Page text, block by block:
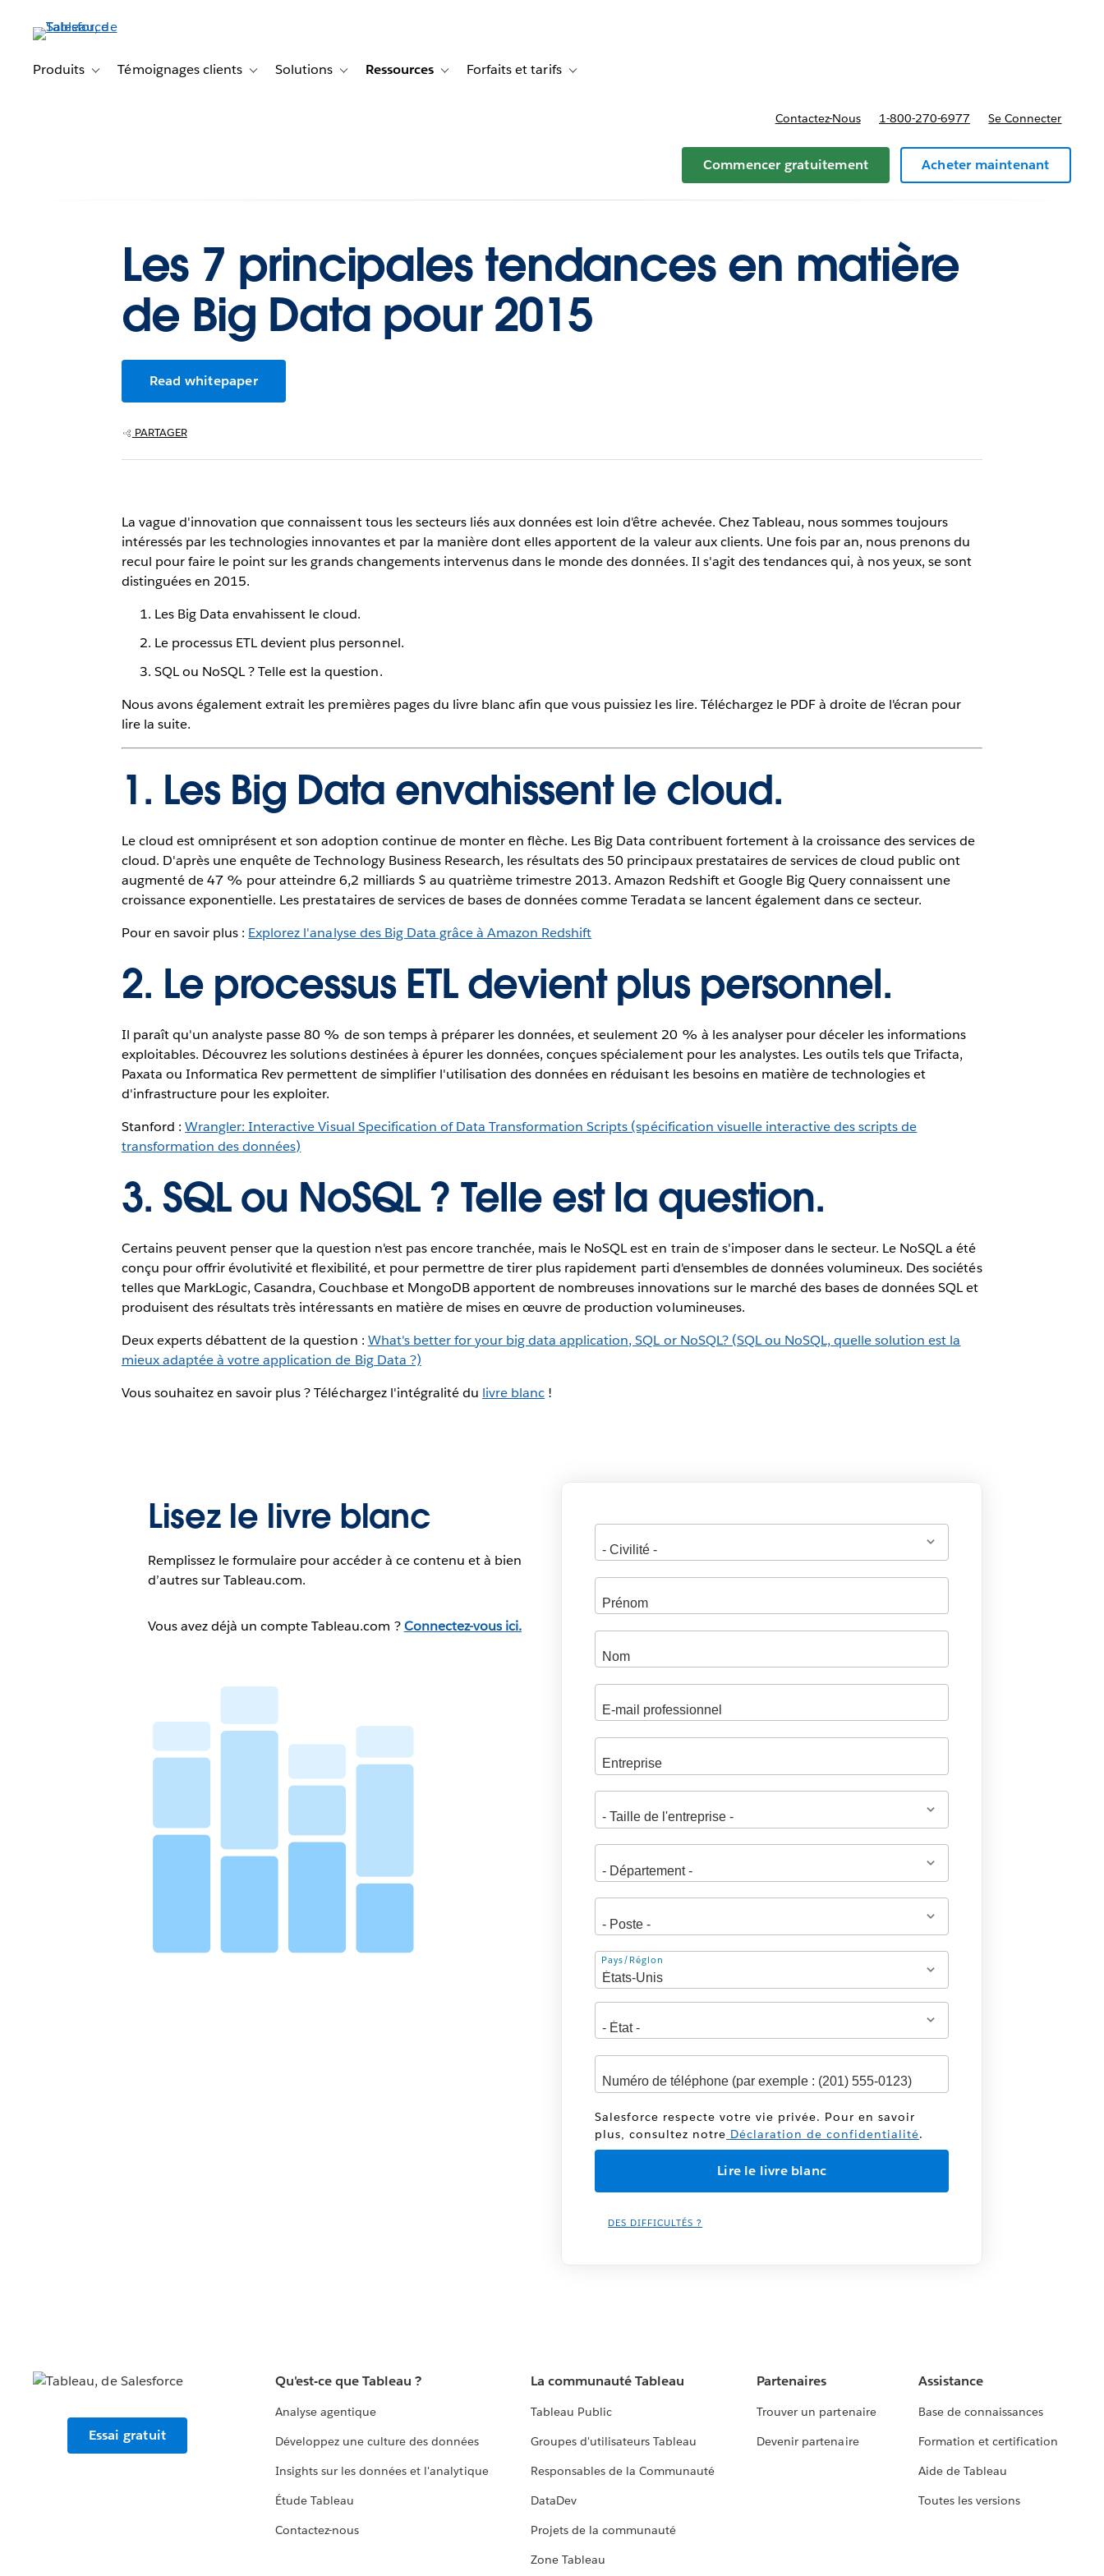
principalProduits Toggle sub-navigation for Produits
Témoignages clients Toggle sub-navigation for Témoignages clients
Solutions Toggle sub-navigation for Solutions
Ressources Toggle sub-navigation for Ressources
Forfaits et tarifs Toggle sub-navigation for Forfaits et tarifs
Contactez-Nous 1-800-270-6977 Se Connecter
Commencer gratuitement Acheter maintenant
Les 7 principales tendances en matière
de Big Data pour 2015
Read whitepaper
PARTAGER
La vague d'innovation que connaissent tous les secteurs liés aux données est loin d'être achevée. Chez Tableau, nous sommes toujours
intéressés par les technologies innovantes et par la manière dont elles apportent de la valeur aux clients. Une fois par an, nous prenons du
recul pour faire le point sur les grands changements intervenus dans le monde des données. Il s'agit des tendances qui, à nos yeux, se sont
distinguées en 2015.
Les Big Data envahissent le cloud.
Le processus ETL devient plus personnel.
SQL ou NoSQL ? Telle est la question.
Nous avons également extrait les premières pages du livre blanc afin que vous puissiez les lire. Téléchargez le PDF à droite de l'écran pour
lire la suite.
1. Les Big Data envahissent le cloud.
Le cloud est omniprésent et son adoption continue de monter en flèche. Les Big Data contribuent fortement à la croissance des services de
cloud. D'après une enquête de Technology Business Research, les résultats des 50 principaux prestataires de services de cloud public ont
augmenté de 47 % pour atteindre 6,2 milliards $ au quatrième trimestre 2013. Amazon Redshift et Google Big Query connaissent une
croissance exponentielle. Les prestataires de services de bases de données comme Teradata se lancent également dans ce secteur.
Pour en savoir plus : Explorez l'analyse des Big Data grâce à Amazon Redshift
2. Le processus ETL devient plus personnel.
Il paraît qu'un analyste passe 80 % de son temps à préparer les données, et seulement 20 % à les analyser pour déceler les informations
exploitables. Découvrez les solutions destinées à épurer les données, conçues spécialement pour les analystes. Les outils tels que Trifacta,
Paxata ou Informatica Rev permettent de simplifier l'utilisation des données en réduisant les besoins en matière de technologies et
d'infrastructure pour les exploiter.
Stanford :Wrangler: Interactive Visual Specification of Data Transformation Scripts (spécification visuelle interactive des scripts de
transformation des données)
3. SQL ou NoSQL ? Telle est la question.
Certains peuvent penser que la question n'est pas encore tranchée, mais le NoSQL est en train de s'imposer dans le secteur. Le NoSQL a été
conçu pour offrir évolutivité et flexibilité, et pour permettre de tirer plus rapidement parti d'ensembles de données volumineux. Des sociétés
telles que MarkLogic, Casandra, Couchbase et MongoDB apportent de nombreuses innovations sur le marché des bases de données SQL et
produisent des résultats très intéressants en matière de mises en œuvre de production volumineuses.
Deux experts débattent de la question : What's better for your big data application, SQL or NoSQL? (SQL ou NoSQL, quelle solution est la
mieux adaptée à votre application de Big Data ?)
Vous souhaitez en savoir plus ? Téléchargez l'intégralité du livre blanc !
Lisez le livre blanc
Remplissez le formulaire pour accéder à ce contenu et à bien
d’autres sur Tableau.com.
Vous avez déjà un compte Tableau.com ?Connectez-vous ici.
Adresse
Pays/Région
Salesforce respecte votre vie privée. Pour en savoir
plus, consultez notre Déclaration de confidentialité.
DES DIFFICULTÉS ?
Essai gratuit
Qu'est-ce que Tableau ?
Analyse agentique
Développez une culture des données
Insights sur les données et l'analytique
Étude Tableau
Contactez-nous
La communauté Tableau
Tableau Public
Groupes d'utilisateurs Tableau
Responsables de la Communauté
DataDev
Projets de la communauté
Zone Tableau
Partenaires
Trouver un partenaire
Devenir partenaire
Assistance
Base de connaissances
Formation et certification
Aide de Tableau
Toutes les versions